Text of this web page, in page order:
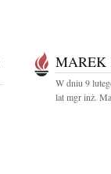
MAREK
W dniu 9
lat mgr inż.